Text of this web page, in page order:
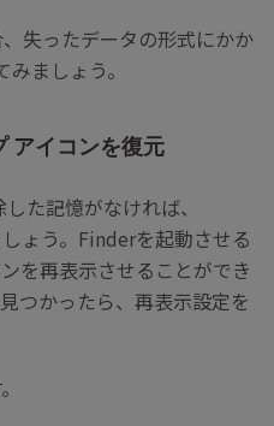
失ったデータの形式にかか
ましょう。
アイコンを復元
た記憶がなければ、
ょう。Finderを起動させる
を再表示させることができ
つかったら、再表示設定を